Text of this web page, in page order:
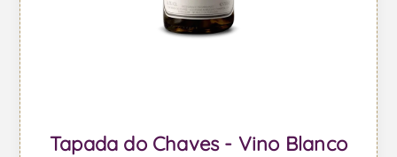
Tapada do Chaves - Vino Blanco